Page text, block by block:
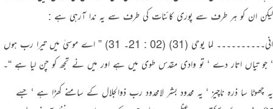
لیکن ان کو ہر طرف سے پوری کائنات کی طرف سے یہ ندا آرہی ہے :
انی۔۔۔۔۔۔۔۔۔۔ لما یوحی (31) (02 : 21۔ 31) ” اے موسیٰ میں تیرا رب ہوں
‘ جو تیاں اتار دے ‘ تو وادی مقدس طوی میں ہے اور میں نے تجھ کو چن لیا ہے “۔
یہ چھوٹا سا ذرہ ناچیز ‘ یہ محدود بشر لامحدود رب ذوالجلال کے سامنے کھڑا ہے ‘ جسے